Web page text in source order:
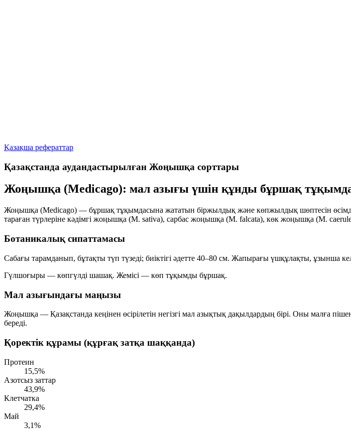
Қазақша рефераттар
Қазақстанда аудандастырылған Жоңышқа сорттары
Жоңышқа (Medicago): мал азығы үшін құнды бұршақ
Жоңышқа (Medicago) — бұршақ тұқымдасына жататын біржылдық және көпжылдық шөптесін
тараған түрлеріне кәдімгі жоңышқа (M. sativa), сарбас жоңышқа (M. falcata), көк жоңышқа (M.
Ботаникалық сипаттамасы
Сабағы тарамданып, бұтақты түп түзеді; биіктігі әдетте 40–80 см. Жапырағы үшқұлақты, ұзынша
Гүлшоғыры — көпгүлді шашақ. Жемісі — көп тұқымды бұршақ.
Мал азығындағы маңызы
Жоңышқа — Қазақстанда кеңінен өсірілетін негізгі мал азықтық дақылдардың бірі. Оны малға
береді.
Қоректік құрамы (құрғақ затқа шаққанда)
Протеин
15,5%
Азотсыз заттар
43,9%
Клетчатка
29,4%
Май
3,1%